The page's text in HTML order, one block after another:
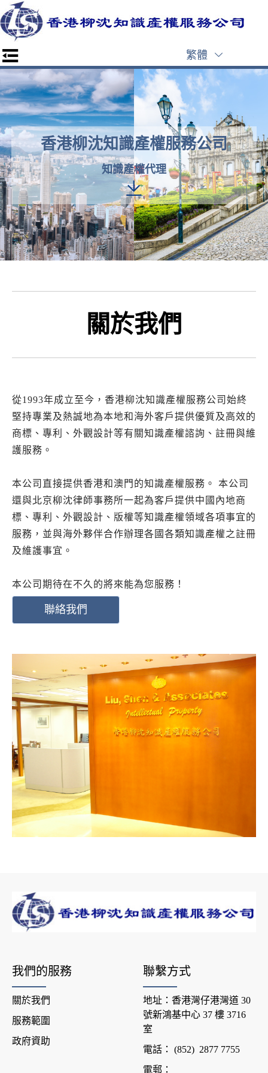
繁體
香港柳沈知識產權服務公司
知識產權代理
關於我們
從1993年成立至今，香港柳沈知識產權服務公司始終
堅持專業及熱誠地為本地和海外客戶提供優質及高效的
商標、專利、外觀設計等有關知識產權諮詢、註冊與維
護服務。
本公司直接提供香港和澳門的知識產權服務。 本公司
還與北京柳沈律師事務所一起為客戶提供中國內地商
標、專利、外觀設計、版權等知識產權領域各項事宜的
服務，並與海外夥伴合作辦理各國各類知識產權之註冊
及維護事宜。
本公司期待在不久的將來能為您服務！
聯絡我們
我們的服務
關於我們
服務範圍
政府資助
聯繫方式
地址：香港灣仔港灣道 30
號新鴻基中心 37 樓 3716
室
電話： (852) 2877 7755
電郵：